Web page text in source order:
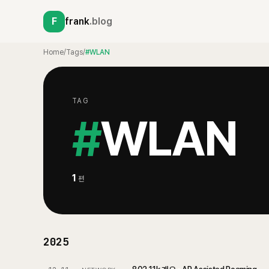
F frank.blog
Home/Tags/#WLAN
TAG
#WLAN
1 편
2025